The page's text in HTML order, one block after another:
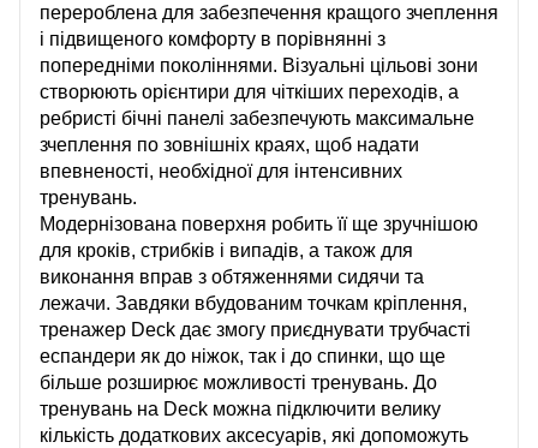
перероблена для забезпечення кращого зчеплення
і підвищеного комфорту в порівнянні з
попередніми поколіннями. Візуальні цільові зони
створюють орієнтири для чіткіших переходів, а
ребристі бічні панелі забезпечують максимальне
зчеплення по зовнішніх краях, щоб надати
впевненості, необхідної для інтенсивних
тренувань.
Модернізована поверхня робить її ще зручнішою
для кроків, стрибків і випадів, а також для
виконання вправ з обтяженнями сидячи та
лежачи. Завдяки вбудованим точкам кріплення,
тренажер Deck дає змогу приєднувати трубчасті
еспандери як до ніжок, так і до спинки, що ще
більше розширює можливості тренувань. До
тренувань на Deck можна підключити велику
кількість додаткових аксесуарів, які допоможуть